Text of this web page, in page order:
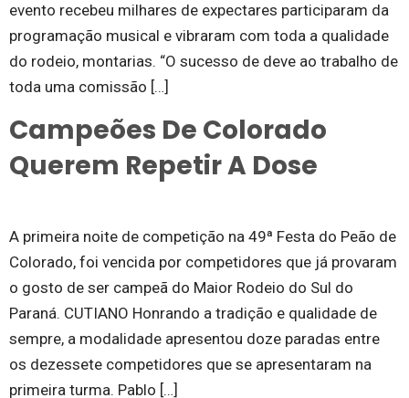
evento recebeu milhares de expectares participaram da
programação musical e vibraram com toda a qualidade
do rodeio, montarias. “O sucesso de deve ao trabalho de
toda uma comissão […]
Campeões De Colorado
Querem Repetir A Dose
A primeira noite de competição na 49ª Festa do Peão de
Colorado, foi vencida por competidores que já provaram
o gosto de ser campeã do Maior Rodeio do Sul do
Paraná. CUTIANO Honrando a tradição e qualidade de
sempre, a modalidade apresentou doze paradas entre
os dezessete competidores que se apresentaram na
primeira turma. Pablo […]